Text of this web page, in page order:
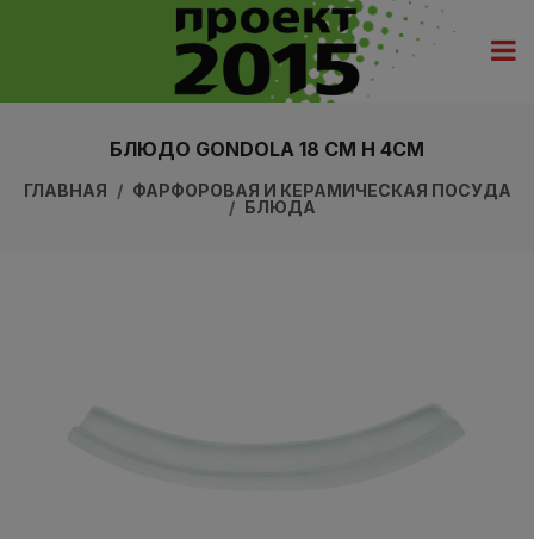
БЛЮДО GONDOLA 18 СМ H 4СМ
ГЛАВНАЯ
ФАРФОРОВАЯ И КЕРАМИЧЕСКАЯ ПОСУДА
БЛЮДА